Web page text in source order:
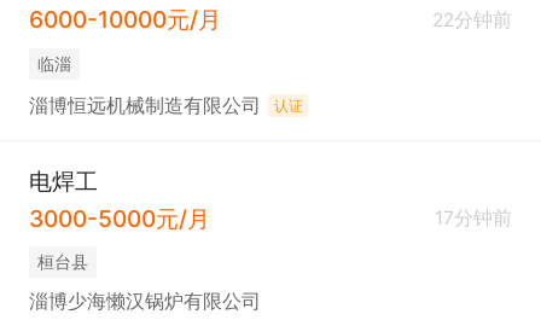
6000-10000元/月 22分钟前
临淄
淄博恒远机械制造有限公司 认证
电焊工
3000-5000元/月
17分钟前
桓台县
淄博少海懒汉锅炉有限公司